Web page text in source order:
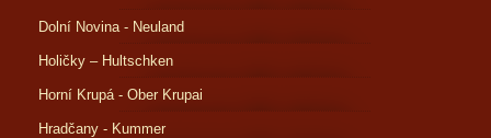
Dolní Novina - Neuland
Holičky – Hultschken
Horní Krupá - Ober Krupai
Hradčany - Kummer